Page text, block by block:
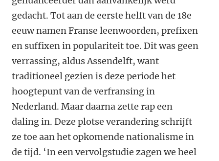
gedacht. Tot aan de eerste helft van de 18e
eeuw namen Franse leenwoorden, prefixen
en suffixen in populariteit toe. Dit was geen
verrassing, aldus Assendelft, want
traditioneel gezien is deze periode het
hoogtepunt van de verfransing in
Nederland. Maar daarna zette rap een
daling in. Deze plotse verandering schrijft
ze toe aan het opkomende nationalisme in
de tijd. ‘In een vervolgstudie zagen we heel